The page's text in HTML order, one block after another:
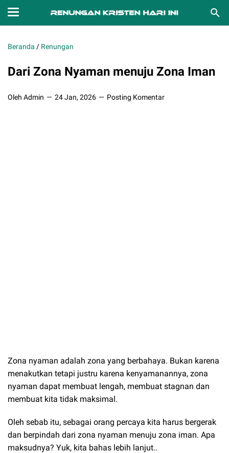
Beranda / Renungan
Dari Zona Nyaman menuju Zona Iman
Oleh Admin 24 Jan, 2026 Posting Komentar
Zona nyaman adalah zona yang berbahaya. Bukan karena
menakutkan tetapi justru karena kenyamanannya, zona
nyaman dapat membuat lengah, membuat stagnan dan
membuat kita tidak maksimal.
Oleh sebab itu, sebagai orang percaya kita harus bergerak
dan berpindah dari zona nyaman menuju zona iman. Apa
maksudnya? Yuk, kita bahas lebih lanjut..